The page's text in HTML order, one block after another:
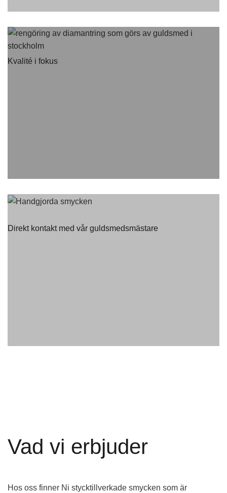
Kvalité i fokus
Direkt kontakt med vår guldsmedsmästare
Vad vi erbjuder
Hos oss finner Ni stycktillverkade smycken som är